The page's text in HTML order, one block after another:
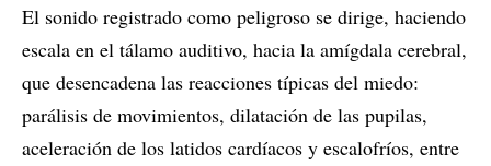
El sonido registrado como peligroso se dirige, haciendo
escala en el tálamo auditivo, hacia la amígdala cerebral,
que desencadena las reacciones típicas del miedo:
parálisis de movimientos, dilatación de las pupilas,
aceleración de los latidos cardíacos y escalofríos, entre